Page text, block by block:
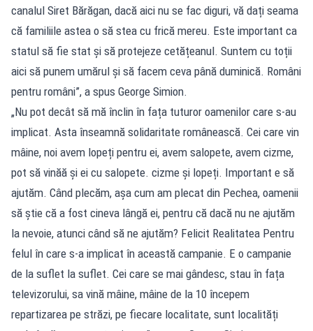
canalul Siret Bărăgan, dacă aici nu se fac diguri, vă dați seama
că familiile astea o să stea cu frică mereu. Este important ca
statul să fie stat și să protejeze cetățeanul. Suntem cu toții
aici să punem umărul și să facem ceva până duminică. Români
pentru români”, a spus George Simion.
„Nu pot decât să mă înclin în fața tuturor oamenilor care s-au
implicat. Asta înseamnă solidaritate românească. Cei care vin
mâine, noi avem lopeți pentru ei, avem salopete, avem cizme,
pot să vinăă și ei cu salopete. cizme și lopeți. Important e să
ajutăm. Când plecăm, așa cum am plecat din Pechea, oamenii
să știe că a fost cineva lângă ei, pentru că dacă nu ne ajutăm
la nevoie, atunci când să ne ajutăm? Felicit Realitatea Pentru
felul în care s-a implicat în această campanie. E o campanie
de la suflet la suflet. Cei care se mai gândesc, stau în fața
televizorului, sa vină mâine, mâine de la 10 începem
repartizarea pe străzi, pe fiecare localitate, sunt localități